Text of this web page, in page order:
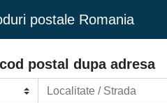
postale Romania
postal dupa adresa